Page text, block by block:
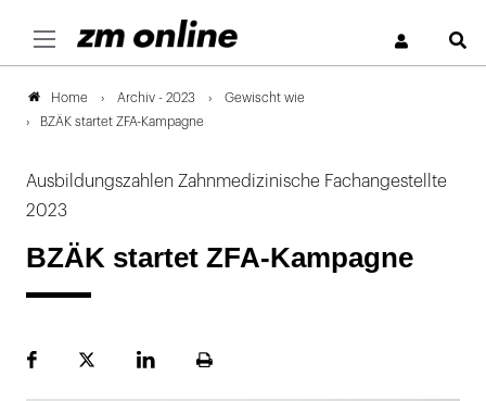
Home Archiv - 2023
Gewischt wie
BZÄK startet ZFA-Kampagne
Ausbildungszahlen Zahnmedizinische Fachangestellte
2023
BZÄK startet ZFA-Kampagne
FacebookPlattformLinekdInSeite